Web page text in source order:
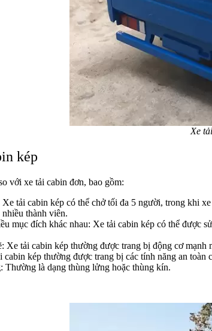
Xe
kép
với xe tải cabin đơn, bao gồm:
tải cabin kép có thể chở tối đa 5 người, trong khi
thành viên.
mục đích khác nhau: Xe tải cabin kép có thể được
Xe tải cabin kép thường được trang bị động cơ mạnh
cabin kép thường được trang bị các tính năng an
Thường là dạng thùng lửng hoặc thùng kín.